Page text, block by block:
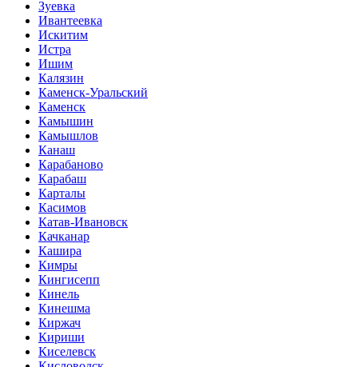
Зуевка
Ивантеевка
Искитим
Истра
Ишим
Калязин
Каменск-Уральский
Каменск
Камышин
Камышлов
Канаш
Карабаново
Карабаш
Карталы
Касимов
Катав-Ивановск
Качканар
Кашира
Кимры
Кингисепп
Кинель
Кинешма
Киржач
Кириши
Киселевск